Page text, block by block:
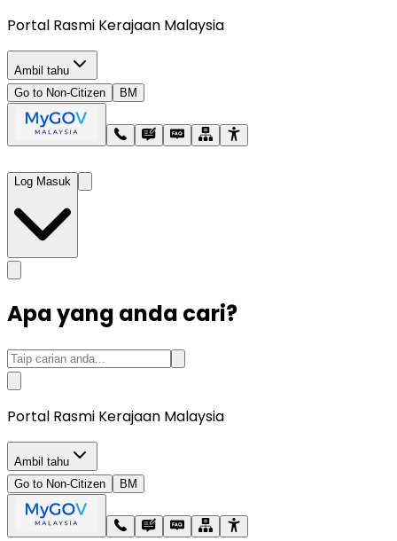
Portal Rasmi Kerajaan Malaysia
Ambil tahu
Go to Non-Citizen
BM
Log Masuk
Apa yang anda cari?
Portal Rasmi Kerajaan Malaysia
Ambil tahu
Go to Non-Citizen
BM